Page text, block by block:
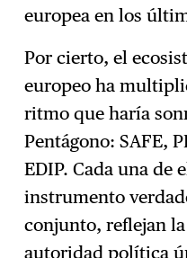
europea en los
Por cierto, el
europeo ha
ritmo que haría
Pentágono: SAFE,
EDIP. Cada una de
instrumento
conjunto, reflejan
autoridad política